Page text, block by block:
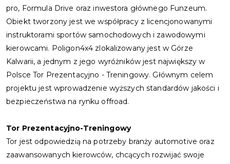
pro, Formula Drive oraz inwestora głównego Funzeum.
Obiekt tworzony jest we współpracy z licencjonowanymi
instruktorami sportów samochodowych i zawodowymi
kierowcami. Poligon4x4 zlokalizowany jest w Górze
Kalwarii, a jednym z jego wyróżników jest największy w
Polsce Tor Prezentacyjno - Treningowy. Głównym celem
projektu jest wprowadzenie wyższych standardów jakości i
bezpieczeństwa na rynku offroad.
Tor Prezentacyjno-Treningowy
Tor jest odpowiedzią na potrzeby branży automotive oraz
zaawansowanych kierowców, chcących rozwijać swoje